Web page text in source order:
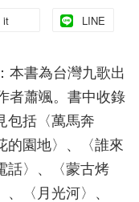
it LINE
本書為台灣九歌出
者蕭颯。書中收錄
包括〈萬馬奔
的園地〉、〈誰來
話〉、〈蒙古烤
〈月光河〉、